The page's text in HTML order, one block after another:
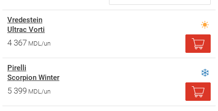
Vredestein
Ultrac Vorti
4 367 MDL/un
Pirelli
Scorpion Winter
5 399 MDL/un